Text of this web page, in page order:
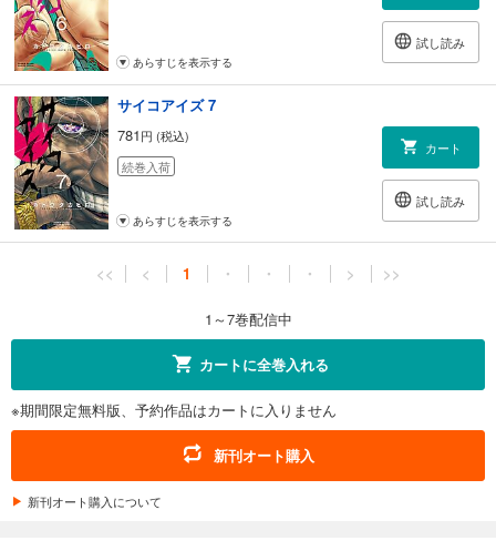
試し読み
あらすじを表示する
サイコアイズ 7
781円 (税込)
続巻入荷
カート
試し読み
あらすじを表示する
<< < 1 ・ ・ ・ > >>
1～7巻配信中
カートに全巻入れる
※期間限定無料版、予約作品はカートに入りません
新刊オート購入
新刊オート購入について